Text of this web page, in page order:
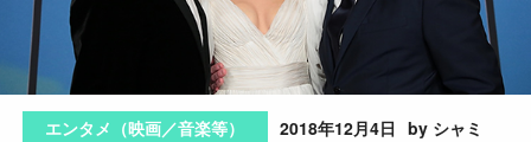
エンタメ（映画／音楽等） 2018年12月4日 by シャミ